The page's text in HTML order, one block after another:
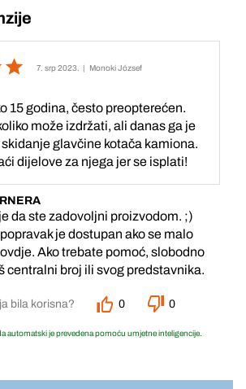
7. srp 2023. | Monoki József
15 godina, često preopterećen.
može izdržati, ali danas ga je
glavčine kotača kamiona.
dijelove za njega jer se isplati!
da ste zadovoljni proizvodom. ;)
je dostupan ako se malo
Ako trebate pomoć, slobodno
centralni broj ili svog predstavnika.
bila korisna? 0 0
automatski je prevedena pomoću umjetne inteligencije.